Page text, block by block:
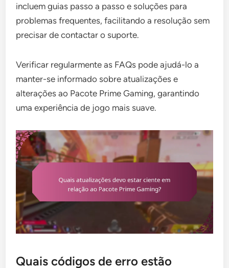
incluem guias passo a passo e soluções para
problemas frequentes, facilitando a resolução sem
precisar de contactar o suporte.
Verificar regularmente as FAQs pode ajudá-lo a
manter-se informado sobre atualizações e
alterações ao Pacote Prime Gaming, garantindo
uma experiência de jogo mais suave.
Quais códigos de erro estão